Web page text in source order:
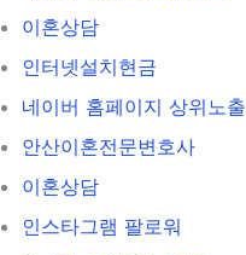
이혼상담
인터넷설치현금
네이버 홈페이지 상위노출
안산이혼전문변호사
이혼상담
인스타그램 팔로워